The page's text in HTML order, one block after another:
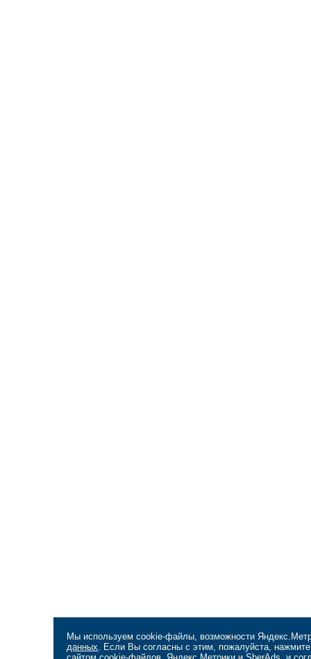
Мы используем cookie-файлы, возможности
данных. Если Вы согласны с этим, пожалуйста,